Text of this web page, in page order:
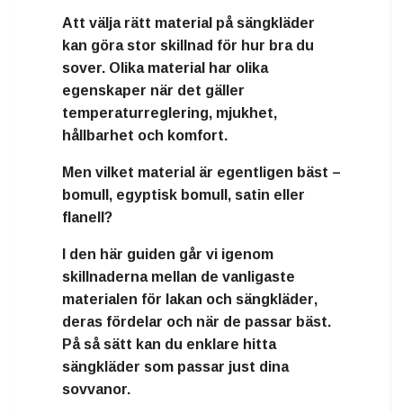
Att välja rätt material på sängkläder
kan göra stor skillnad för hur bra du
sover. Olika material har olika
egenskaper när det gäller
temperaturreglering, mjukhet,
hållbarhet och komfort.
Men vilket material är egentligen bäst –
bomull, egyptisk bomull, satin eller
flanell ?
I den här guiden går vi igenom
skillnaderna mellan de vanligaste
materialen för lakan och sängkläder,
deras fördelar och när de passar bäst.
På så sätt kan du enklare hitta
sängkläder som passar just dina
sovvanor.